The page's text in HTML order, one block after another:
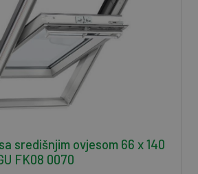
središnjim ovjesom 66 x 140
FK08 0070